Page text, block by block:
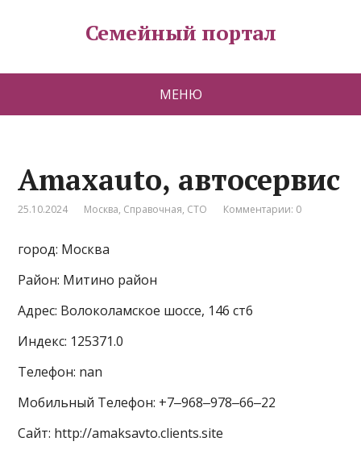
Семейный портал
МЕНЮ
Amaxauto, автосервис
25.10.2024 Москва, Справочная, СТО Комментарии: 0
город: Москва
Район: Митино район
Адрес: Волоколамское шоссе, 146 ст6
Индекс: 125371.0
Телефон: nan
Мобильный Телефон: +7‒968‒978‒66‒22
Сайт: http://amaksavto.clients.site